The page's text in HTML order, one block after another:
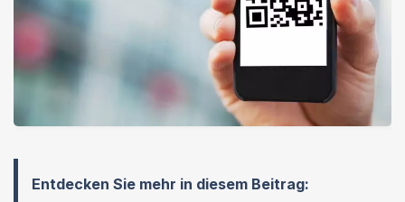
Entdecken Sie mehr in diesem Beitrag: